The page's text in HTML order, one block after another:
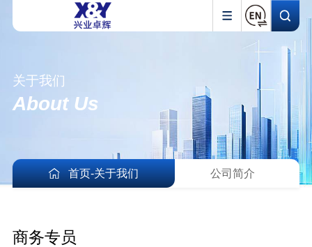
关于我们
About Us
首页-关于我们 公司简介
商务专员